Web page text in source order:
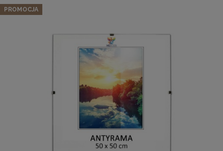
Panel ścienny 120 x 15 cm tapicerowany 3D Wezgłowie
46,99 zł
Cena regularna:
Najniższa cena:
DO KOSZYKA
PROMOCJA